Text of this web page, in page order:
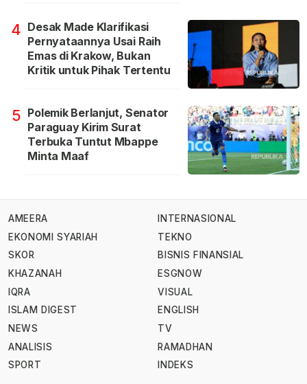
4 Desak Made Klarifikasi
Pernyataannya Usai Raih
Emas di Krakow, Bukan
Kritik untuk Pihak Tertentu
5 Polemik Berlanjut, Senator
Paraguay Kirim Surat
Terbuka Tuntut Mbappe
Minta Maaf
AMEERA
EKONOMI SYARIAH
SKOR
KHAZANAH
IQRA
ISLAM DIGEST
NEWS
ANALISIS
SPORT
INTERNASIONAL
TEKNO
BISNIS FINANSIAL
ESGNOW
VISUAL
ENGLISH
TV
RAMADHAN
INDEKS